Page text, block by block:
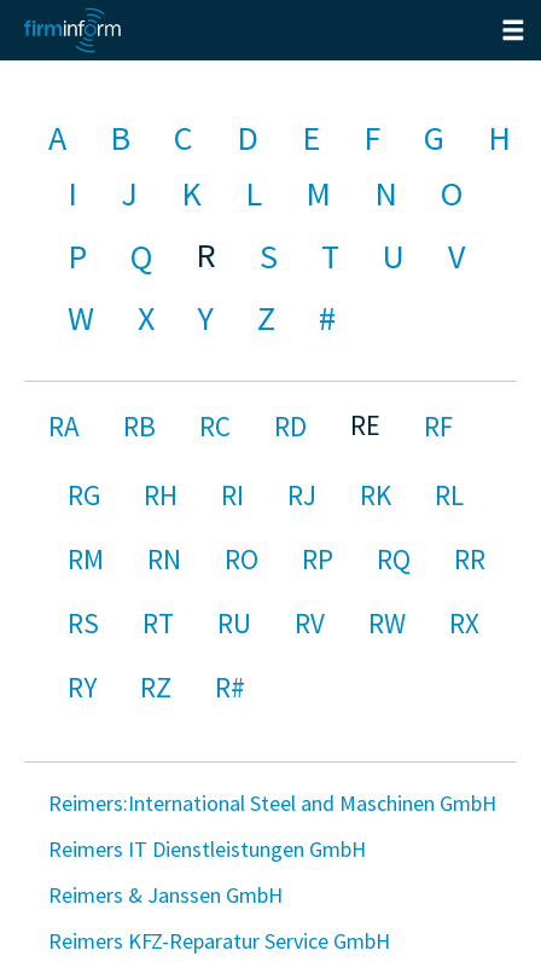
A B C D E F G
H
I
J K L M N
O
P
Q R S T U
V
W
X Y Z #
RA RB RC RD RE
RF
RG
RH RI RJ RK
RL
RM
RN RO RP RQ
RR
RS
RT RU RV RW
RX
RY
RZ R#
Reimers:International Steel and Maschinen GmbH
Reimers IT Dienstleistungen GmbH
Reimers & Janssen GmbH
Reimers KFZ-Reparatur Service GmbH